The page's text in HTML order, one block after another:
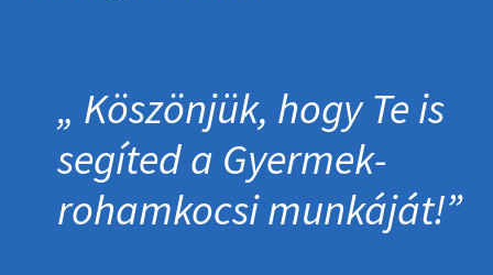
Köszönjük, hogy Te is
segíted a Gyermek­
roham­kocsi munkáját!